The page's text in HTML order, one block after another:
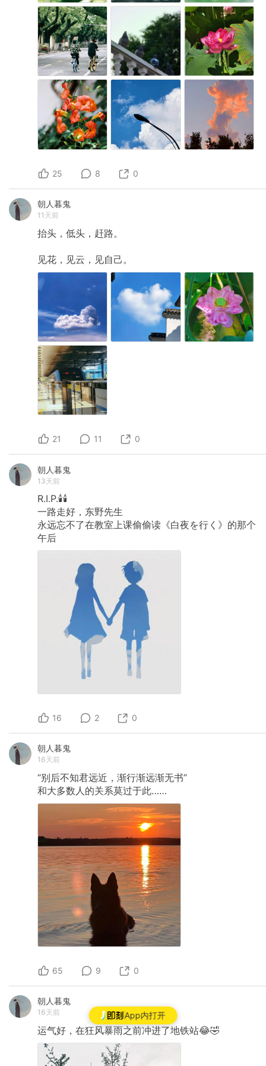
App内打开
25 8 0
朝人暮鬼
11天前
抬头，低头，赶路。
见花，见云，见自己。
21 11 0
朝人暮鬼
13天前
R.I.P.🕯️🕯️
一路走好，东野先生
永远忘不了在教室上课偷偷读《白夜を行く》的那个
午后
16 2 0
朝人暮鬼
16天前
“别后不知君远近，渐行渐远渐无书”
和大多数人的关系莫过于此……
65 9 0
朝人暮鬼
16天前
运气好，在狂风暴雨之前冲进了地铁站😂🤣